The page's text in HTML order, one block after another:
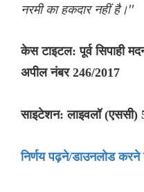
नरमी का हकदार नहीं है।''
केस टाइटल: पूर्व सिपाही
अपील नंबर 246/2017
साइटेशन: लाइवलॉ (एससी)
निर्णय पढ़ने/डाउनलोड